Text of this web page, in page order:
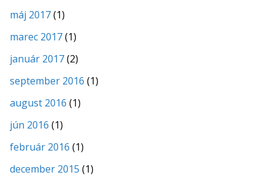
máj 2017(1)
marec 2017(1)
január 2017(2)
september 2016 (1)
august 2016 (1)
jún 2016 (1)
február 2016 (1)
december 2015 (1)